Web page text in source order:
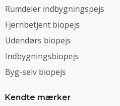
Rumdeler indbygningspejs
Fjernbetjent biopejs
Udendørs biopejs
Indbygningsbiopejs
Byg-selv biopejs
Kendte mærker